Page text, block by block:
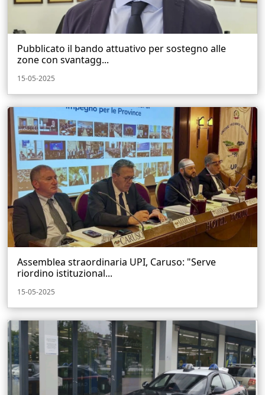
Pubblicato il bando attuativo per sostegno alle
zone con svantagg...
15-05-2025
Assemblea straordinaria UPI, Caruso: "Serve
riordino istituzional...
15-05-2025